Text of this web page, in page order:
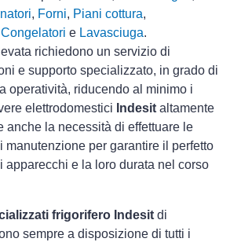
, Forni, Piani cottura,
Congelatori e Lavasciuga.
richiedono un servizio di
e supporto specializzato, in grado di
operatività, riducendo al minimo i
elettrodomestici Indesit altamente
anche la necessità di effettuare le
manutenzione per garantire il perfetto
apparecchi e la loro durata nel corso
frigorifero Indesit di
sempre a disposizione di tutti i